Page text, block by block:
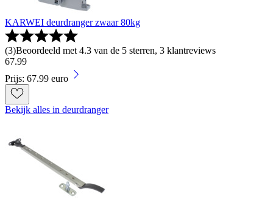
KARWEI deurdranger zwaar 80kg
(3)Beoordeeld met 4.3 van de 5 sterren, 3 klantreviews
67.99
Prijs: 67.99 euro
Bekijk alles in deurdranger